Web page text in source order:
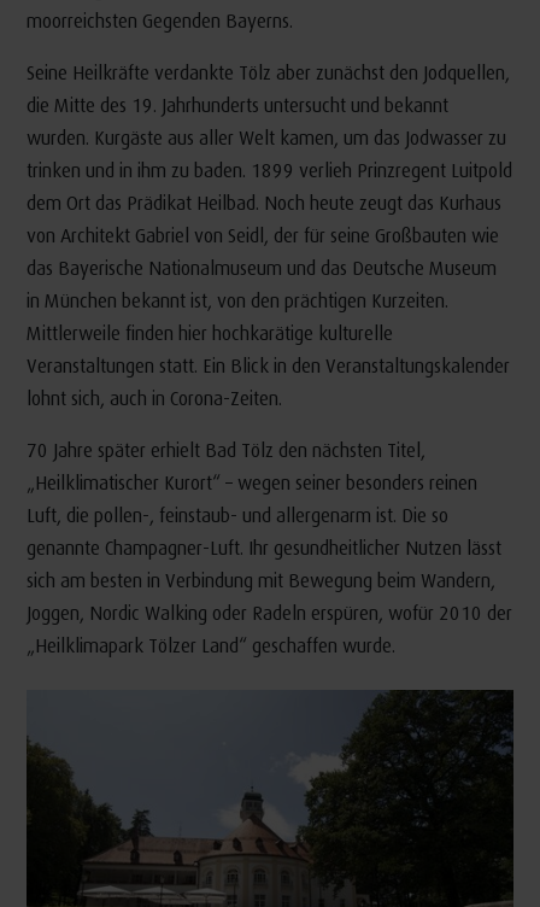
moorreichsten Gegenden Bayerns.
Seine Heilkräfte verdankte Tölz aber zunächst den Jodquellen,
die Mitte des 19. Jahrhunderts untersucht und bekannt
wurden. Kurgäste aus aller Welt kamen, um das Jodwasser zu
trinken und in ihm zu baden. 1899 verlieh Prinzregent Luitpold
dem Ort das Prädikat Heilbad. Noch heute zeugt das Kurhaus
von Architekt Gabriel von Seidl, der für seine Großbauten wie
das Bayerische Nationalmuseum und das Deutsche Museum
in München bekannt ist, von den prächtigen Kurzeiten.
Mittlerweile finden hier hochkarätige kulturelle
Veranstaltungen statt. Ein Blick in den Veranstaltungskalender
lohnt sich, auch in Corona-Zeiten.
70 Jahre später erhielt Bad Tölz den nächsten Titel,
„Heilklimatischer Kurort“ – wegen seiner besonders reinen
Luft, die pollen-, feinstaub- und allergenarm ist. Die so
genannte Champagner-Luft. Ihr gesundheitlicher Nutzen lässt
sich am besten in Verbindung mit Bewegung beim Wandern,
Joggen, Nordic Walking oder Radeln erspüren, wofür 2010 der
„Heilklimapark Tölzer Land“ geschaffen wurde.